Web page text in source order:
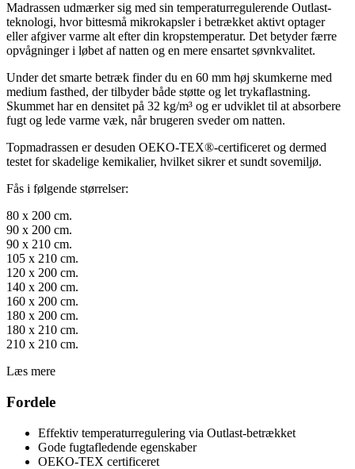
Madrassen udmærker sig med sin temperaturregulerende Outlast-
teknologi, hvor bittesmå mikrokapsler i betrækket aktivt optager
eller afgiver varme alt efter din kropstemperatur. Det betyder færre
opvågninger i løbet af natten og en mere ensartet søvnkvalitet.
Under det smarte betræk finder du en 60 mm høj skumkerne med
medium fasthed, der tilbyder både støtte og let trykaflastning.
Skummet har en densitet på 32 kg/m³ og er udviklet til at absorbere
fugt og lede varme væk, når brugeren sveder om natten.
Topmadrassen er desuden OEKO-TEX®-certificeret og dermed
testet for skadelige kemikalier, hvilket sikrer et sundt sovemiljø.
Fås i følgende størrelser:
80 x 200 cm.
90 x 200 cm.
90 x 210 cm.
105 x 210 cm.
120 x 200 cm.
140 x 200 cm.
160 x 200 cm.
180 x 200 cm.
180 x 210 cm.
210 x 210 cm.
Læs mere
Fordele
Effektiv temperaturregulering via Outlast-betrækket
Gode fugtafledende egenskaber
OEKO-TEX certificeret